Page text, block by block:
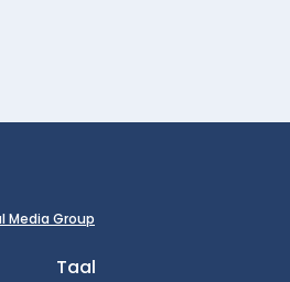
Media Group
Taal